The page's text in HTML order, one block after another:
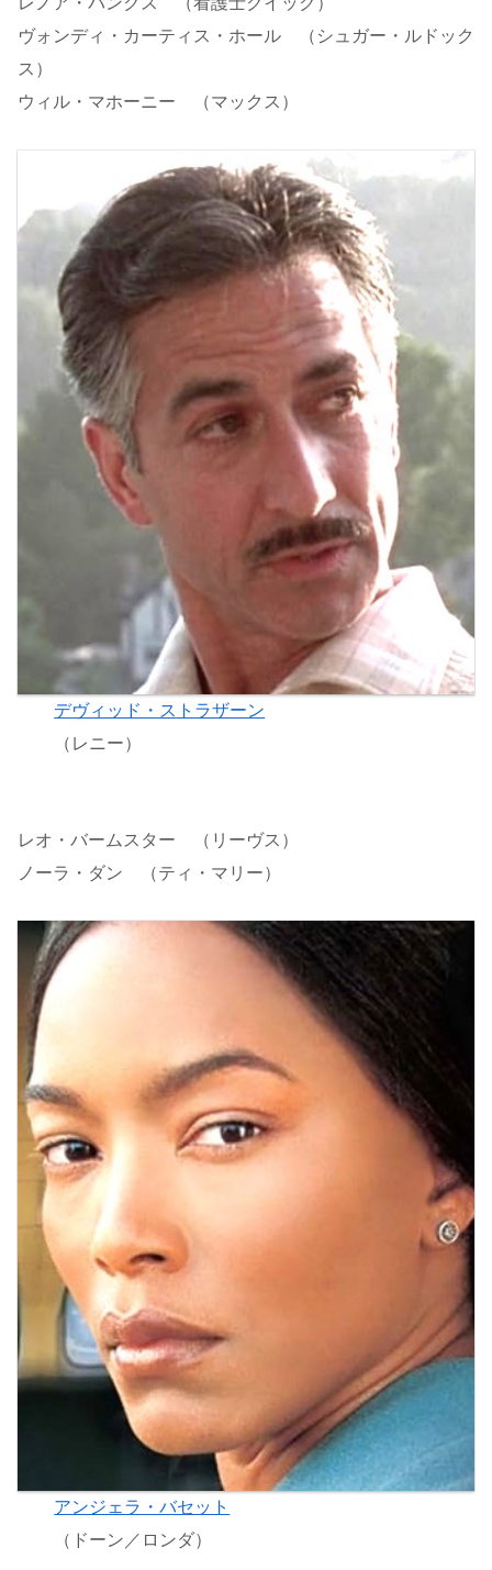
ヴォンディ・カーティス・ホール （シュガー・ルドック
ス）
ウィル・マホーニー （マックス）
デヴィッド・ストラザーン
（レニー）
レオ・バームスター （リーヴス）
ノーラ・ダン （ティ・マリー）
アンジェラ・バセット
（ドーン／ロンダ）